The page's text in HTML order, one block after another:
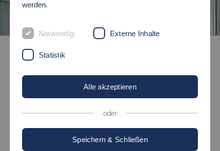
MASTER-
STUDIENGÄNGE
der Hochschule Esslingen
werden.
Notwendig Externe Inhalte
Statistik
Alle akzeptieren
oder
Speichern & Schließen